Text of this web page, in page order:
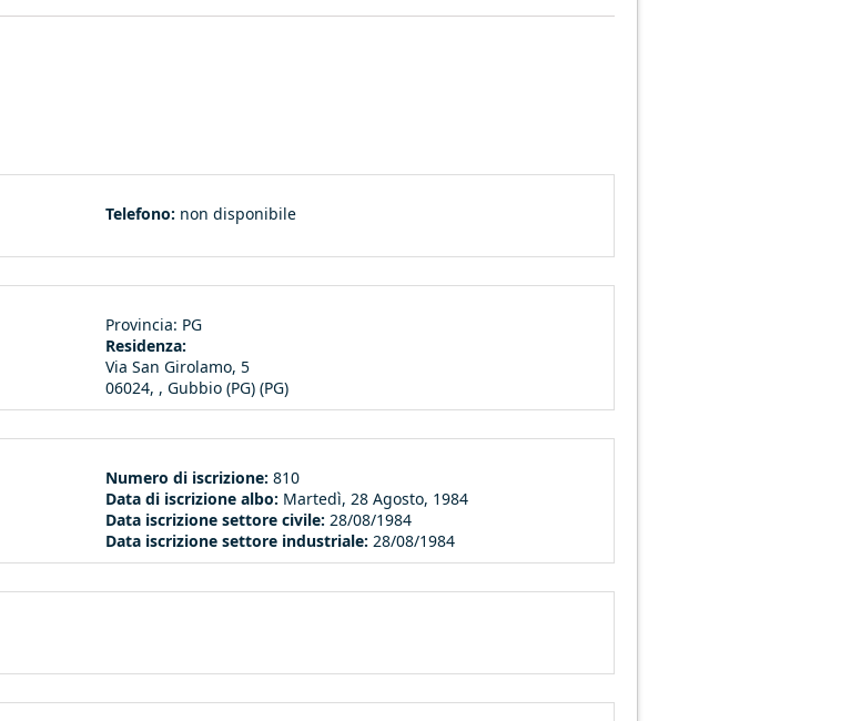
Telefono: non disponibile
Provincia: PG
Residenza:
Via San Girolamo, 5
06024, , Gubbio (PG) (PG)
Numero di iscrizione: 810
Data di iscrizione albo: Martedì, 28 Agosto, 1984
Data iscrizione settore civile: 28/08/1984
Data iscrizione settore industriale: 28/08/1984